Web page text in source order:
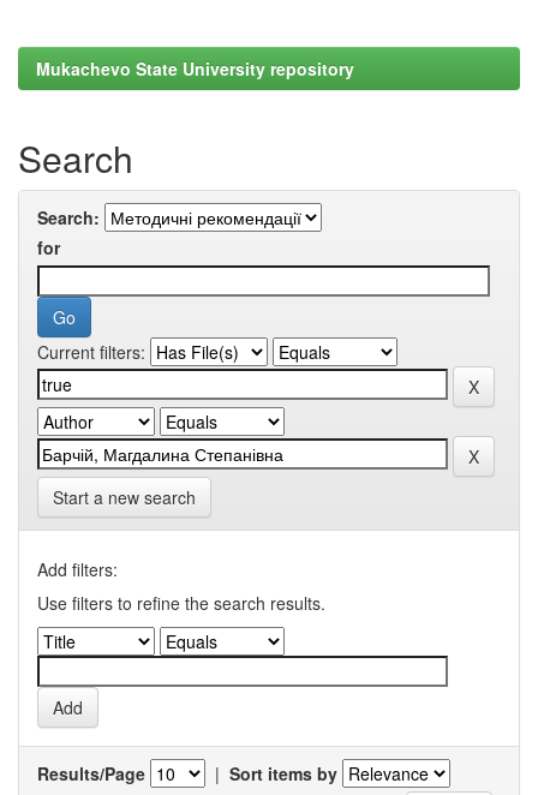
Mukachevo State University repository
Search
Search:
for
Current filters:
Start a new search
Add filters:
Use filters to refine the search results.
Results/Page | Sort items by